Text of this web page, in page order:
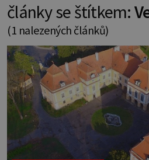
články se štítkem:
(1 nalezených článků)